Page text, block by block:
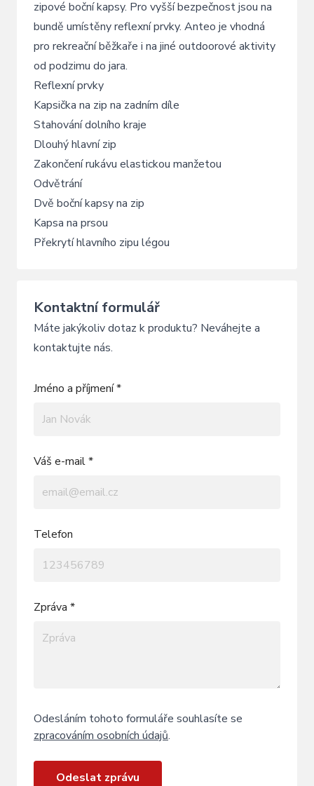
zipové boční kapsy. Pro vyšší bezpečnost jsou na
bundě umístěny reflexní prvky. Anteo je vhodná
pro rekreační běžkaře i na jiné outdoorové aktivity
od podzimu do jara.
Reflexní prvky
Kapsička na zip na zadním díle
Stahování dolního kraje
Dlouhý hlavní zip
Zakončení rukávu elastickou manžetou
Odvětrání
Dvě boční kapsy na zip
Kapsa na prsou
Překrytí hlavního zipu légou
Kontaktní formulář
Máte jakýkoliv dotaz k produktu? Neváhejte a
kontaktujte nás.
Jméno a příjmení *
Váš e-mail *
Telefon
Zpráva *
Odesláním tohoto formuláře souhlasíte se
zpracováním osobních údajů.
Odeslat zprávu